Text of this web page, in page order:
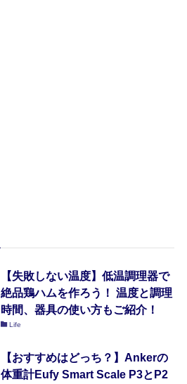
【失敗しない温度】低温調理器で
絶品鶏ハムを作ろう！ 温度と調理
時間、器具の使い方もご紹介！
Life
【おすすめはどっち？】Ankerの
体重計Eufy Smart Scale P3とP2